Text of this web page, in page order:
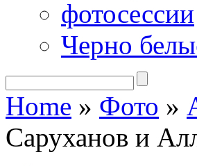
фотосессии
Черно
Home » Фото »
Саруханов и